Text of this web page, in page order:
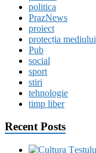
politica
PrazNews
proiect
protecția mediului
Pub
social
sport
stiri
tehnologie
timp liber
Recent Posts